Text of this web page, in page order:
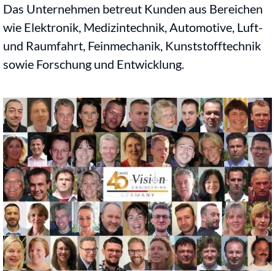
Das Unternehmen betreut Kunden aus Bereichen
wie Elektronik, Medizintechnik, Automotive, Luft-
und Raumfahrt, Feinmechanik, Kunststofftechnik
sowie Forschung und Entwicklung.